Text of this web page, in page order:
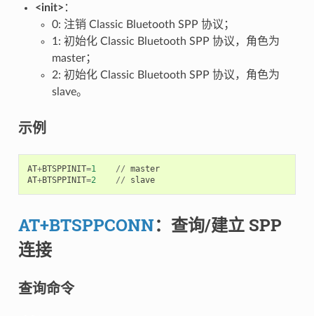
<init> ：
0: 注销 Classic Bluetooth SPP 协议；
1: 初始化 Classic Bluetooth SPP 协议，角色为
master；
2: 初始化 Classic Bluetooth SPP 协议，角色为
slave。
示例
AT+BTSPPINIT=1 // master
AT+BTSPPINIT=2 // slave
AT+BTSPPCONN：查询/建立 SPP
连接
查询命令